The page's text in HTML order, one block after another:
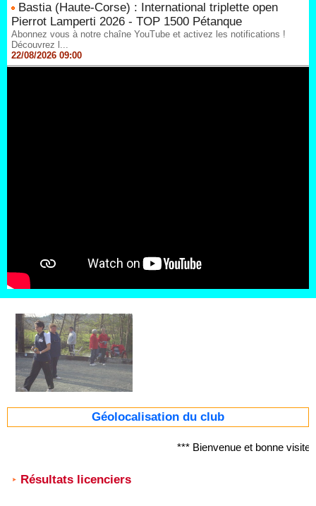
Géolocalisation du club
*** Bienvenue et bonne visite
Résultats licenciers
Bastia (Haute-Corse) : International triplette open
Pierrot Lamperti 2026 - TOP 1500 Pétanque
Abonnez vous à notre chaîne YouTube et activez les notifications !
Découvrez l...
22/08/2026 09:00